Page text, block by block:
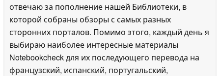
отвечаю за пополнение нашей Библиотеки, в
которой собраны обзоры с самых разных
сторонних порталов. Помимо этого, каждый день я
выбираю наиболее интересные материалы
Notebookcheck для их последующего перевода на
французский, испанский, португальский,